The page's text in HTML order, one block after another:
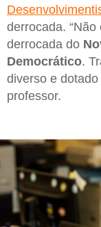
derrocada.
derrocada do
Democrático.
diverso e
professor.